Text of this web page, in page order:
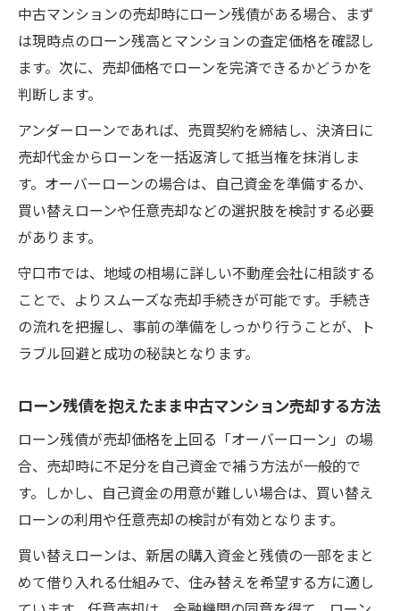
整理のコツ
アンダーローン・オーバーローン時の賢い選択
肢とは
中古マンション売却でアンダーローンとオ
ーバーローンの違い
アンダーローン時の中古マンション売却の
進め方
オーバーローン時に考えるべき中古マンシ
ョン売却対策
中古マンション売却で選ぶべきアンダーロ
ーン戦略
オーバーローン状態でも中古マンション売
却を成功させる方法
ド
中古マンション売却後の家計を守るローン
残債対策
家計にやさしい中古マンション売却と残債
整理術
中古マンション売却で残債を減らす家計管
理のポイント
中古マンションの売却時にローン残債がある場合、まず
は現時点のローン残高とマンションの査定価格を確認し
ます。次に、売却価格でローンを完済できるかどうかを
判断します。
アンダーローンであれば、売買契約を締結し、決済日に
売却代金からローンを一括返済して抵当権を抹消しま
す。オーバーローンの場合は、自己資金を準備するか、
買い替えローンや任意売却などの選択肢を検討する必要
があります。
守口市では、地域の相場に詳しい不動産会社に相談する
ことで、よりスムーズな売却手続きが可能です。手続き
の流れを把握し、事前の準備をしっかり行うことが、ト
ラブル回避と成功の秘訣となります。
ローン残債を抱えたまま中古マンション売却する方法
ローン残債が売却価格を上回る「オーバーローン」の場
合、売却時に不足分を自己資金で補う方法が一般的で
す。しかし、自己資金の用意が難しい場合は、買い替え
ローンの利用や任意売却の検討が有効となります。
買い替えローンは、新居の購入資金と残債の一部をまと
めて借り入れる仕組みで、住み替えを希望する方に適し